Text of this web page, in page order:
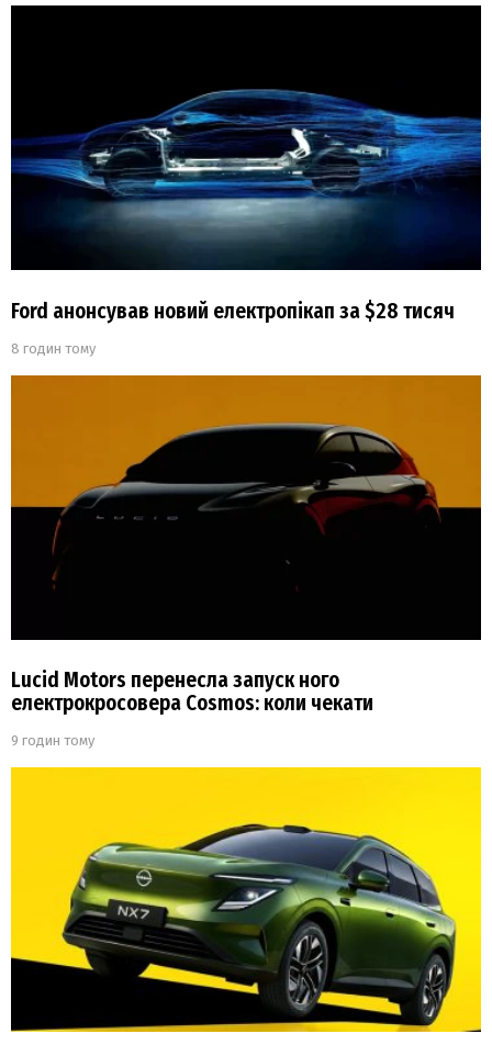
Ford анонсував новий електропікап за $28 тисяч
8 годин тому
Lucid Motors перенесла запуск ного
електрокросовера Cosmos: коли чекати
9 годин тому